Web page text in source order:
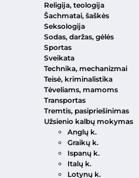
Religija, teologija
Šachmatai, šaškės
Seksologija
Sodas, daržas, gėlės
Sportas
Sveikata
Technika, mechanizmai
Teisė, kriminalistika
Tėveliams, mamoms
Transportas
Tremtis, pasipriešinimas
Užsienio kalbų mokymas
Anglų k.
Graikų k.
Ispanų k.
Italų k.
Lotynų k.